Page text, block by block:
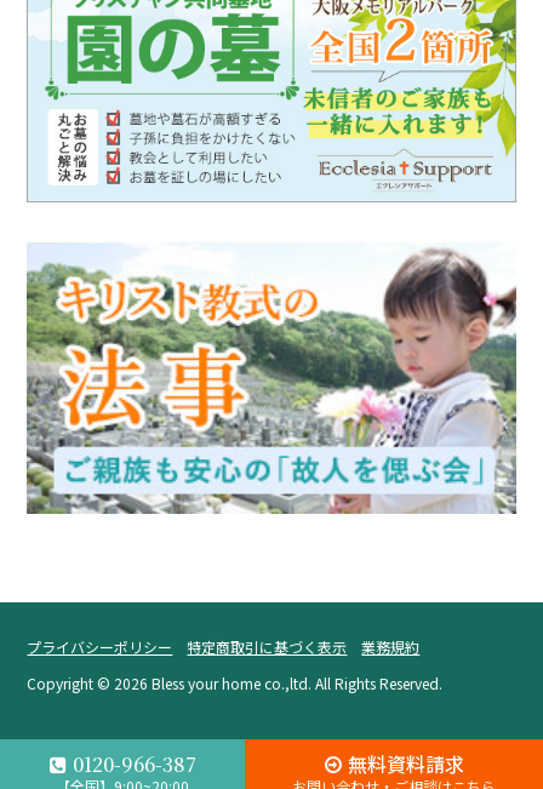
0120-966-387 無料資料請求
プライバシーポリシー 特定商取引に基づく表示
業務規約
Copyright © 2026 Bless your home co.,ltd. All Rights Reserved.